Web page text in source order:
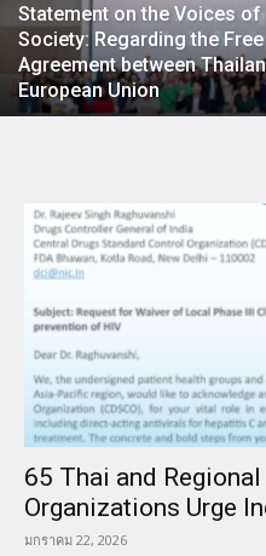
Statement on the Voices of
Society: Regarding the
Agreement between
European Union
65 Thai and
Organizations Urge
มกราคม 22, 2026